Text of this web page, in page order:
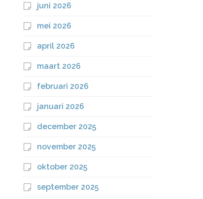
juni 2026
mei 2026
april 2026
maart 2026
februari 2026
januari 2026
december 2025
november 2025
oktober 2025
september 2025